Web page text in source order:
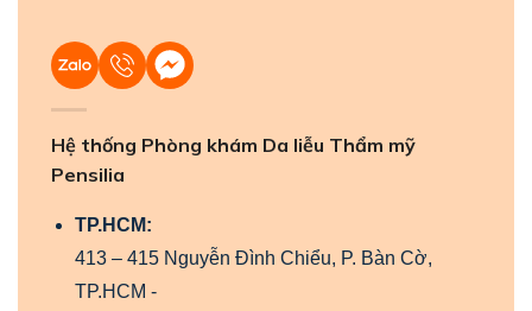
Hệ thống Phòng khám Da liễu Thẩm mỹ
Pensilia
TP.HCM:
413 – 415 Nguyễn Đình Chiểu, P. Bàn Cờ,
TP.HCM -